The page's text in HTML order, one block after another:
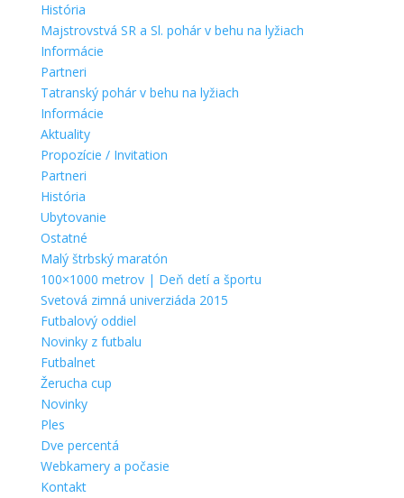
História
Majstrovstvá SR a Sl. pohár v behu na lyžiach
Informácie
Partneri
Tatranský pohár v behu na lyžiach
Informácie
Aktuality
Propozície / Invitation
Partneri
História
Ubytovanie
Ostatné
Malý štrbský maratón
100×1000 metrov | Deň detí a športu
Svetová zimná univerziáda 2015
Futbalový oddiel
Novinky z futbalu
Futbalnet
Žerucha cup
Novinky
Ples
Dve percentá
Webkamery a počasie
Kontakt